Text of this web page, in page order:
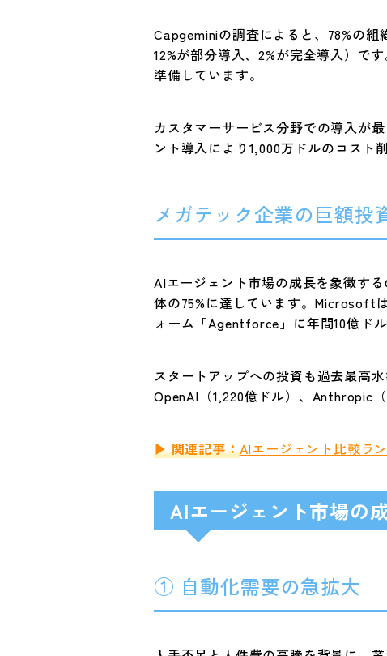
Capgeminiの調査によると、78%の
12%が部分導入、2%が完全導入）で
準備しています。
カスタマーサービス分野での導入が
ント導入により1,000万ドルのコスト
メガテック企業の巨額投
AIエージェント市場の成長を象徴す
体の75%に達しています。Microsoft
ォーム「Agentforce」に年間10億ド
スタートアップへの投資も過去最高
OpenAI（1,220億ドル）、Anthropic
▶ 関連記事：AIエージェント比較ラ
AIエージェント市場の
① 自動化需要の急拡大